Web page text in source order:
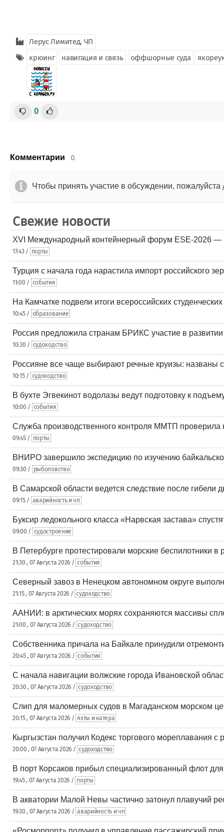
Лерус Лимитед, ЧП
крюинг
навигация и связь оффшорные суда
0
Комментарии 0.
Чтобы принять участие в обсуждении, пожалуйста
Свежие новости
XVI Международный контейнерный форум ESE-2026 —
17:43 / порты
Турция с начала года нарастила импорт российского
11:00 / события
На Камчатке подвели итоги всероссийских
10:45 / образование
Россия предложила странам БРИКС участие в
10:30 / судоходство
Россияне все чаще выбирают речные круизы: названы
10:15 / судоходство
В бухте Эгвекинот водолазы ведут подготовку к
10:00 / события
Служба производственного контроля ММТП проверила
09:45 / порты
ВНИРО завершило экспедицию по изучению
09:30 / рыболовство
В Самарской области ведется следствие после гибели
09:15 / аварийность и чп
Буксир ледокольного класса «Нарвская застава»
09:00 / судостроение
В Петербурге протестировали морские беспилотники
21:30 , 07 Августа 2026 / события
Северный завоз в Ненецком автономном округе
21:15 , 07 Августа 2026 / судоходство
ААНИИ: в арктических морях сохраняются массивы
21:00 , 07 Августа 2026 / судоходство
Собственника причала на Байкале принудили
20:45 , 07 Августа 2026 / события
С начала навигации волжские города Ивановской
20:30 , 07 Августа 2026 / судоходство
Слип для маломерных судов в Магаданском морском
20:15 , 07 Августа 2026 / яхты и катера
Кыргызстан получил Кодекс торгового мореплавания с
20:00 , 07 Августа 2026 / судоходство
В порт Корсаков прибыл специализированный флот
19:45 , 07 Августа 2026 / порты
В акватории Малой Невы частично затонул плавучий
19:30 , 07 Августа 2026 / аварийность и чп